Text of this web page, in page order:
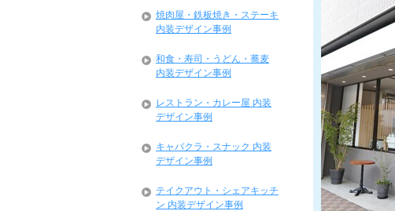
焼肉屋・鉄板焼き・ステーキ
内装デザイン事例
和食・寿司・うどん・蕎麦
内装デザイン事例
レストラン・カレー屋 内装
デザイン事例
キャバクラ・スナック 内装
デザイン事例
テイクアウト・シェアキッチ
ン 内装デザイン事例